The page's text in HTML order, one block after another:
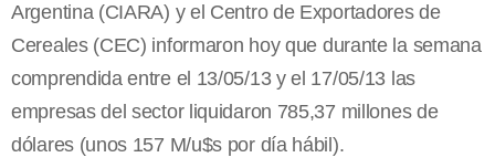
Argentina (CIARA) y el Centro de Exportadores de
Cereales (CEC) informaron hoy que durante la semana
comprendida entre el 13/05/13 y el 17/05/13 las
empresas del sector liquidaron 785,37 millones de
dólares (unos 157 M/u$s por día hábil).